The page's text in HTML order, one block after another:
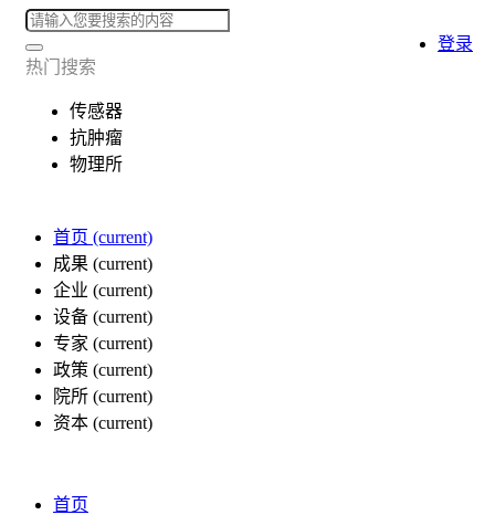
热门搜索
传感器
抗肿瘤
物理所
首页 (current)
成果 (current)
企业 (current)
设备 (current)
专家 (current)
政策 (current)
院所 (current)
资本 (current)
登录
首页